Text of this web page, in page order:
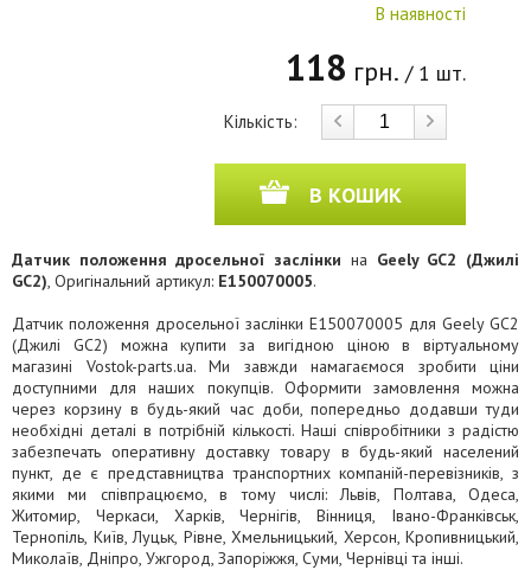
В наявності
118 грн. / 1 шт.
Кількість:
В КОШИК
Датчик положення дросельної заслінки на Geely GC2 (Джилі
GC2), Оригінальний артикул: E150070005.
Датчик положення дросельної заслінки E150070005 для Geely GC2
(Джилі GC2) можна купити за вигідною ціною в віртуальному
магазині Vostok-parts.ua. Ми завжди намагаємося зробити ціни
доступними для наших покупців. Оформити замовлення можна
через корзину в будь-який час доби, попередньо додавши туди
необхідні деталі в потрібній кількості. Наші співробітники з радістю
забезпечать оперативну доставку товару в будь-який населений
пункт, де є представництва транспортних компаній-перевізників, з
якими ми співпрацюємо, в тому числі: Львів, Полтава, Одеса,
Житомир, Черкаси, Харків, Чернігів, Вінниця, Івано-Франківськ,
Тернопіль, Київ, Луцьк, Рівне, Хмельницький, Херсон, Кропивницький,
Миколаїв, Дніпро, Ужгород, Запоріжжя, Суми, Чернівці та інші.